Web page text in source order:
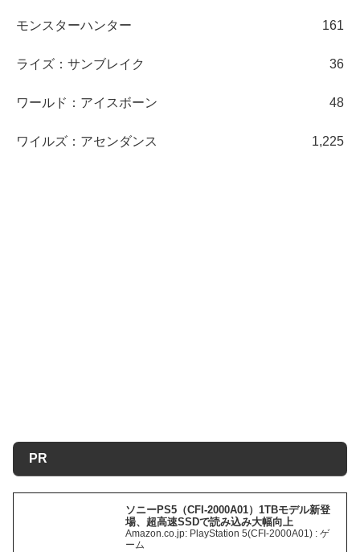
モンスターハンター 161
ライズ：サンブレイク 36
ワールド：アイスボーン 48
ワイルズ：アセンダンス 1,225
PR
ソニーPS5（CFI-2000A01）1TBモデル新登
場、超高速SSDで読み込み大幅向上
Amazon.co.jp: PlayStation 5(CFI-2000A01) : ゲ
ーム